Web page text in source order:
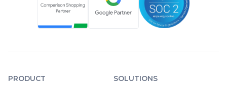
PRODUCT SOLUTIONS